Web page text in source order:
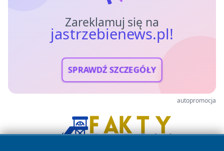
Zareklamuj się na
jastrzebienews.pl!
SPRAWDŹ SZCZEGÓŁY
autopromocja